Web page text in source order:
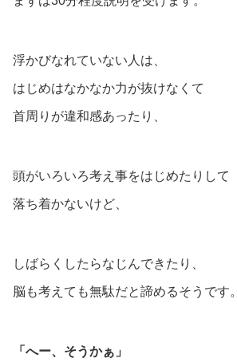
浮かびなれていない人は、
はじめはなかなか力が抜けなくて
首周りが違和感あったり、
頭がいろいろ考え事をはじめたりして
落ち着かないけど、
しばらくしたらなじんできたり、
脳も考えても無駄だと諦めるそうです。
「へー、そうかぁ」